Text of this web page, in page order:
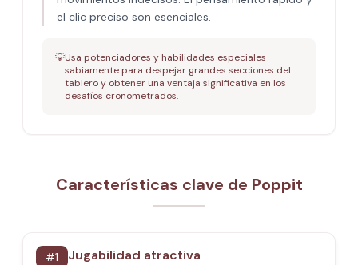
el clic preciso son esenciales.
💡Usa potenciadores y habilidades especiales
sabiamente para despejar grandes secciones del
tablero y obtener una ventaja significativa en los
desafíos cronometrados.
Características clave de Poppit​
#1 Jugabilidad atractiva